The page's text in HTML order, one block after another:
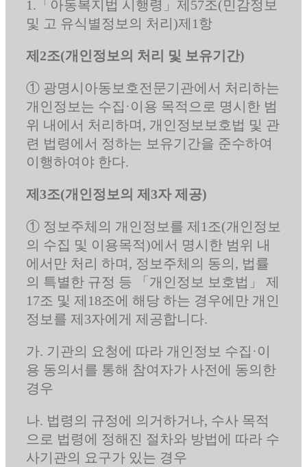
1.「아동복지법 시행령」제57조(민감정보
및 고 유식별정보의 처리)제1항
제2조(개인정보의 처리 및 보유기간)
① 광명시아동보호전문기관에서 처리하는
개인정보는 수집·이용 목적으로 명시한 범
위 내에서 처리하며, 개인정보보호법 및 관
련 법령에서 정하는 보유기간을 준수하여
이행하여야 한다.
제3조(개인정보의 제3자 제공)
① 정보주체의 개인정보를 제1조(개인정보
의 수집 및 이용목적)에서 명시한 범위 내
에서만 처리 하며, 정보주체의 동의, 법률
의 특별한 규정 등 「개인정보 보호법」 제
17조 및 제18조에 해당 하는 경우에만 개인
정보를 제3자에게 제공합니다.
가. 기관의 요청에 따라 개인정보 수집·이
용 동의서를 통해 참여자가 사전에 동의한
경우
나. 법령의 규정에 의거하거나, 수사 목적
으로 법령에 정해진 절차와 방법에 따라 수
사기관의 요구가 있는 경우